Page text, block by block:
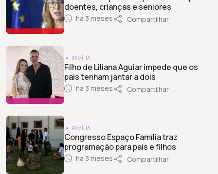
doentes, crianças e seniores
há 3 meses Compartilhar
FAMÍLIA
Filho de Liliana Aguiar impede que os
pais tenham jantar a dois
há 3 meses Compartilhar
FAMÍLIA
Congresso Espaço Família traz
programação para pais e filhos
há 3 meses Compartilhar